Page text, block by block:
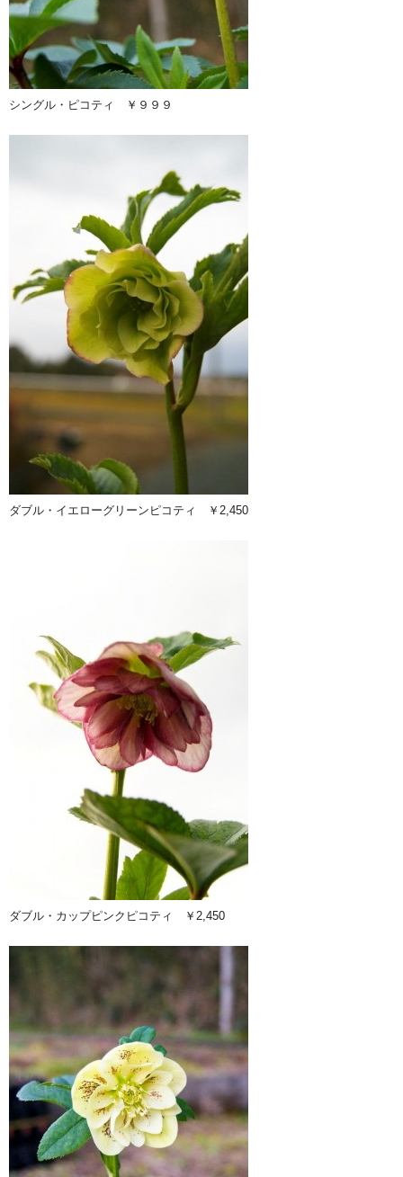
シングル・ピコティ ￥９９９
ダブル・イエローグリーンピコティ ￥2,450
ダブル・カップピンクピコティ ￥2,450